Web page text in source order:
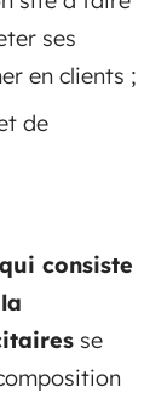
ses
en clients ;
de
consiste
se